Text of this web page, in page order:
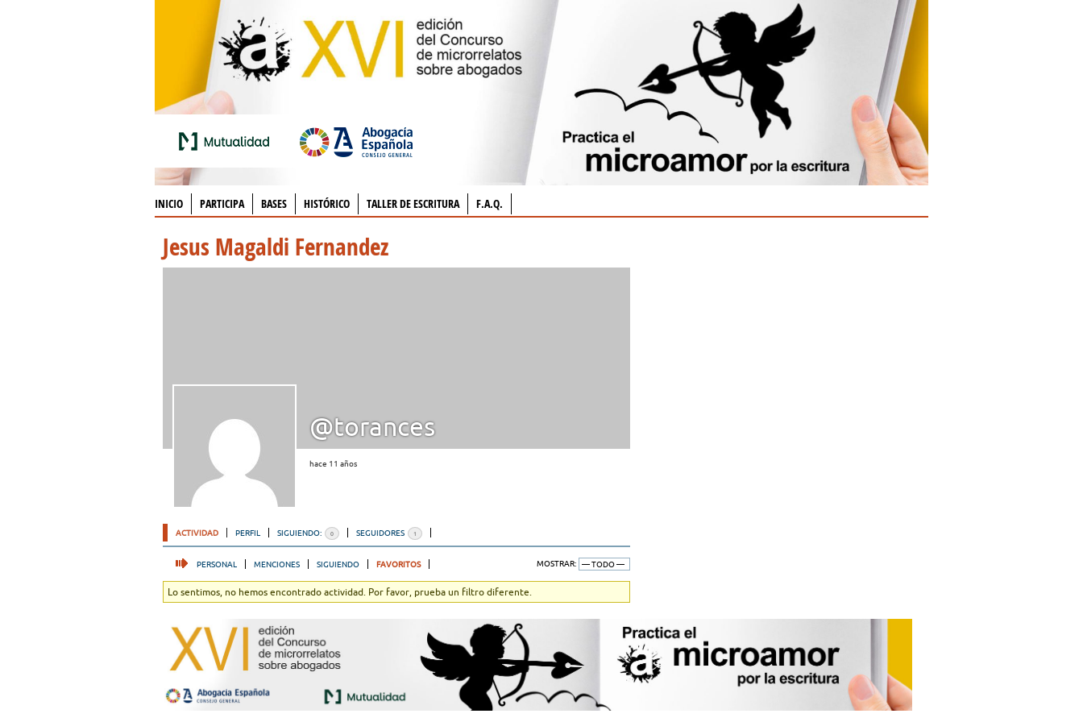
INICIO PARTICIPA BASES HISTÓRICO TALLER DE ESCRITURA F.A.Q.
Jesus Magaldi Fernandez
@torances
hace 11 años
ACTIVIDAD PERFIL SIGUIENDO: 0 SEGUIDORES 1
PERSONAL MENCIONES SIGUIENDO FAVORITOS MOSTRAR:
Lo sentimos, no hemos encontrado actividad. Por favor, prueba un filtro diferente.